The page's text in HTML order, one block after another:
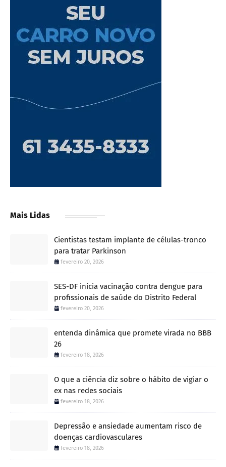
Mais Lidas
Cientistas testam implante de células-tronco
para tratar Parkinson
fevereiro 20, 2026
SES-DF inicia vacinação contra dengue para
profissionais de saúde do Distrito Federal
fevereiro 20, 2026
entenda dinâmica que promete virada no BBB
26
fevereiro 18, 2026
O que a ciência diz sobre o hábito de vigiar o
ex nas redes sociais
fevereiro 18, 2026
Depressão e ansiedade aumentam risco de
doenças cardiovasculares
fevereiro 18, 2026